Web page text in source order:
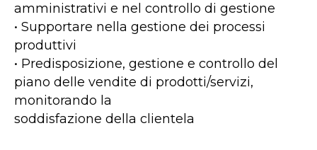
amministrativi e nel controllo di gestione
• Supportare nella gestione dei processi
produttivi
• Predisposizione, gestione e controllo del
piano delle vendite di prodotti/servizi,
monitorando la
soddisfazione della clientela